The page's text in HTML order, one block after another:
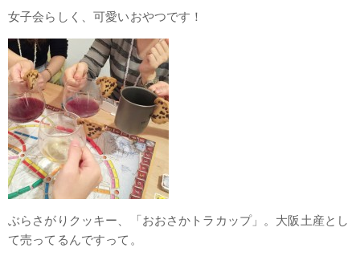
女子会らしく、可愛いおやつです！
ぶらさがりクッキー、「おおさかトラカップ」。大阪土産とし
て売ってるんですって。